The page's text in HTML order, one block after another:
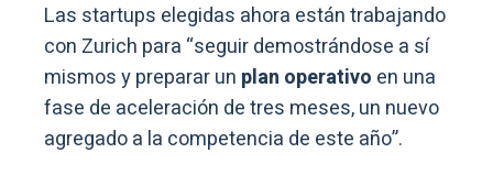
Las startups elegidas ahora están trabajando
con Zurich para “seguir demostrándose a sí
mismos y preparar un plan operativo en una
fase de aceleración de tres meses, un nuevo
agregado a la competencia de este año”.